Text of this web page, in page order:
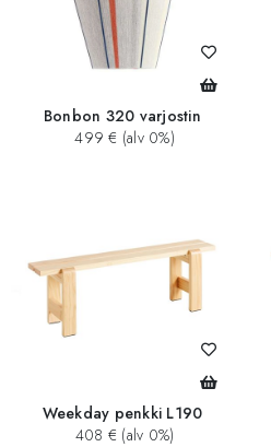
Bonbon 320 varjostin
499 € (alv 0%)
Weekday penkki L190
408 € (alv 0%)